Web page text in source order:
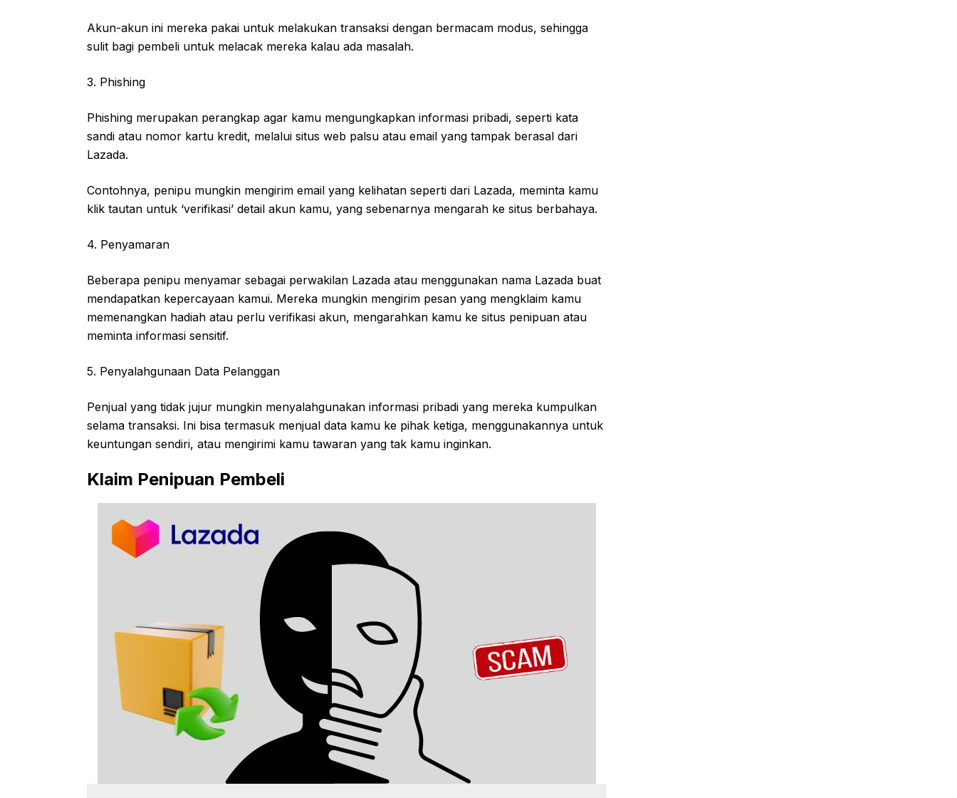
Akun-akun ini mereka pakai untuk melakukan transaksi dengan bermacam modus, sehingga
sulit bagi pembeli untuk melacak mereka kalau ada masalah.
3. Phishing
Phishing merupakan perangkap agar kamu mengungkapkan informasi pribadi, seperti kata
sandi atau nomor kartu kredit, melalui situs web palsu atau email yang tampak berasal dari
Lazada.
Contohnya, penipu mungkin mengirim email yang kelihatan seperti dari Lazada, meminta kamu
klik tautan untuk ‘verifikasi’ detail akun kamu, yang sebenarnya mengarah ke situs berbahaya.
4. Penyamaran
Beberapa penipu menyamar sebagai perwakilan Lazada atau menggunakan nama Lazada buat
mendapatkan kepercayaan kamui. Mereka mungkin mengirim pesan yang mengklaim kamu
memenangkan hadiah atau perlu verifikasi akun, mengarahkan kamu ke situs penipuan atau
meminta informasi sensitif.
5. Penyalahgunaan Data Pelanggan
Penjual yang tidak jujur mungkin menyalahgunakan informasi pribadi yang mereka kumpulkan
selama transaksi. Ini bisa termasuk menjual data kamu ke pihak ketiga, menggunakannya untuk
keuntungan sendiri, atau mengirimi kamu tawaran yang tak kamu inginkan.
Klaim Penipuan Pembeli